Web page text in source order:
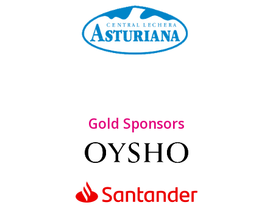
Gold Sponsors